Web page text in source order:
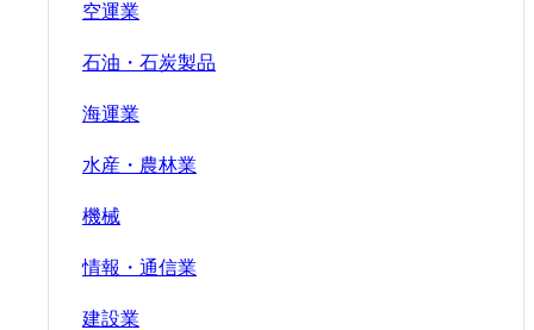
空運業
石油・石炭製品
海運業
水産・農林業
機械
情報・通信業
建設業